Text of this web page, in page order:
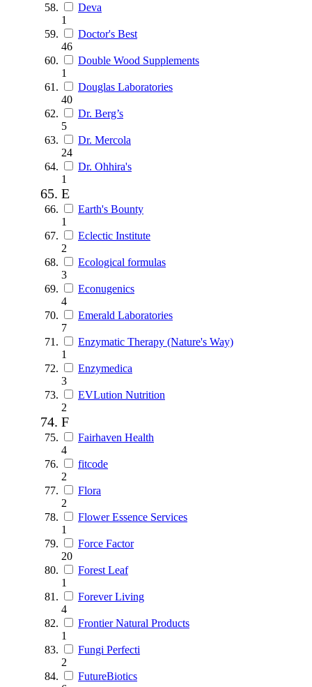
Deva
1
Doctor's Best
46
Double Wood Supplements
1
Douglas Laboratories
40
Dr. Berg’s
5
Dr. Mercola
24
Dr. Ohhira's
1
E
Earth's Bounty
1
Eclectic Institute
2
Ecological formulas
3
Econugenics
4
Emerald Laboratories
7
Enzymatic Therapy (Nature's Way)
1
Enzymedica
3
EVLution Nutrition
2
F
Fairhaven Health
4
fitcode
2
Flora
2
Flower Essence Services
1
Force Factor
20
Forest Leaf
1
Forever Living
4
Frontier Natural Products
1
Fungi Perfecti
2
FutureBiotics